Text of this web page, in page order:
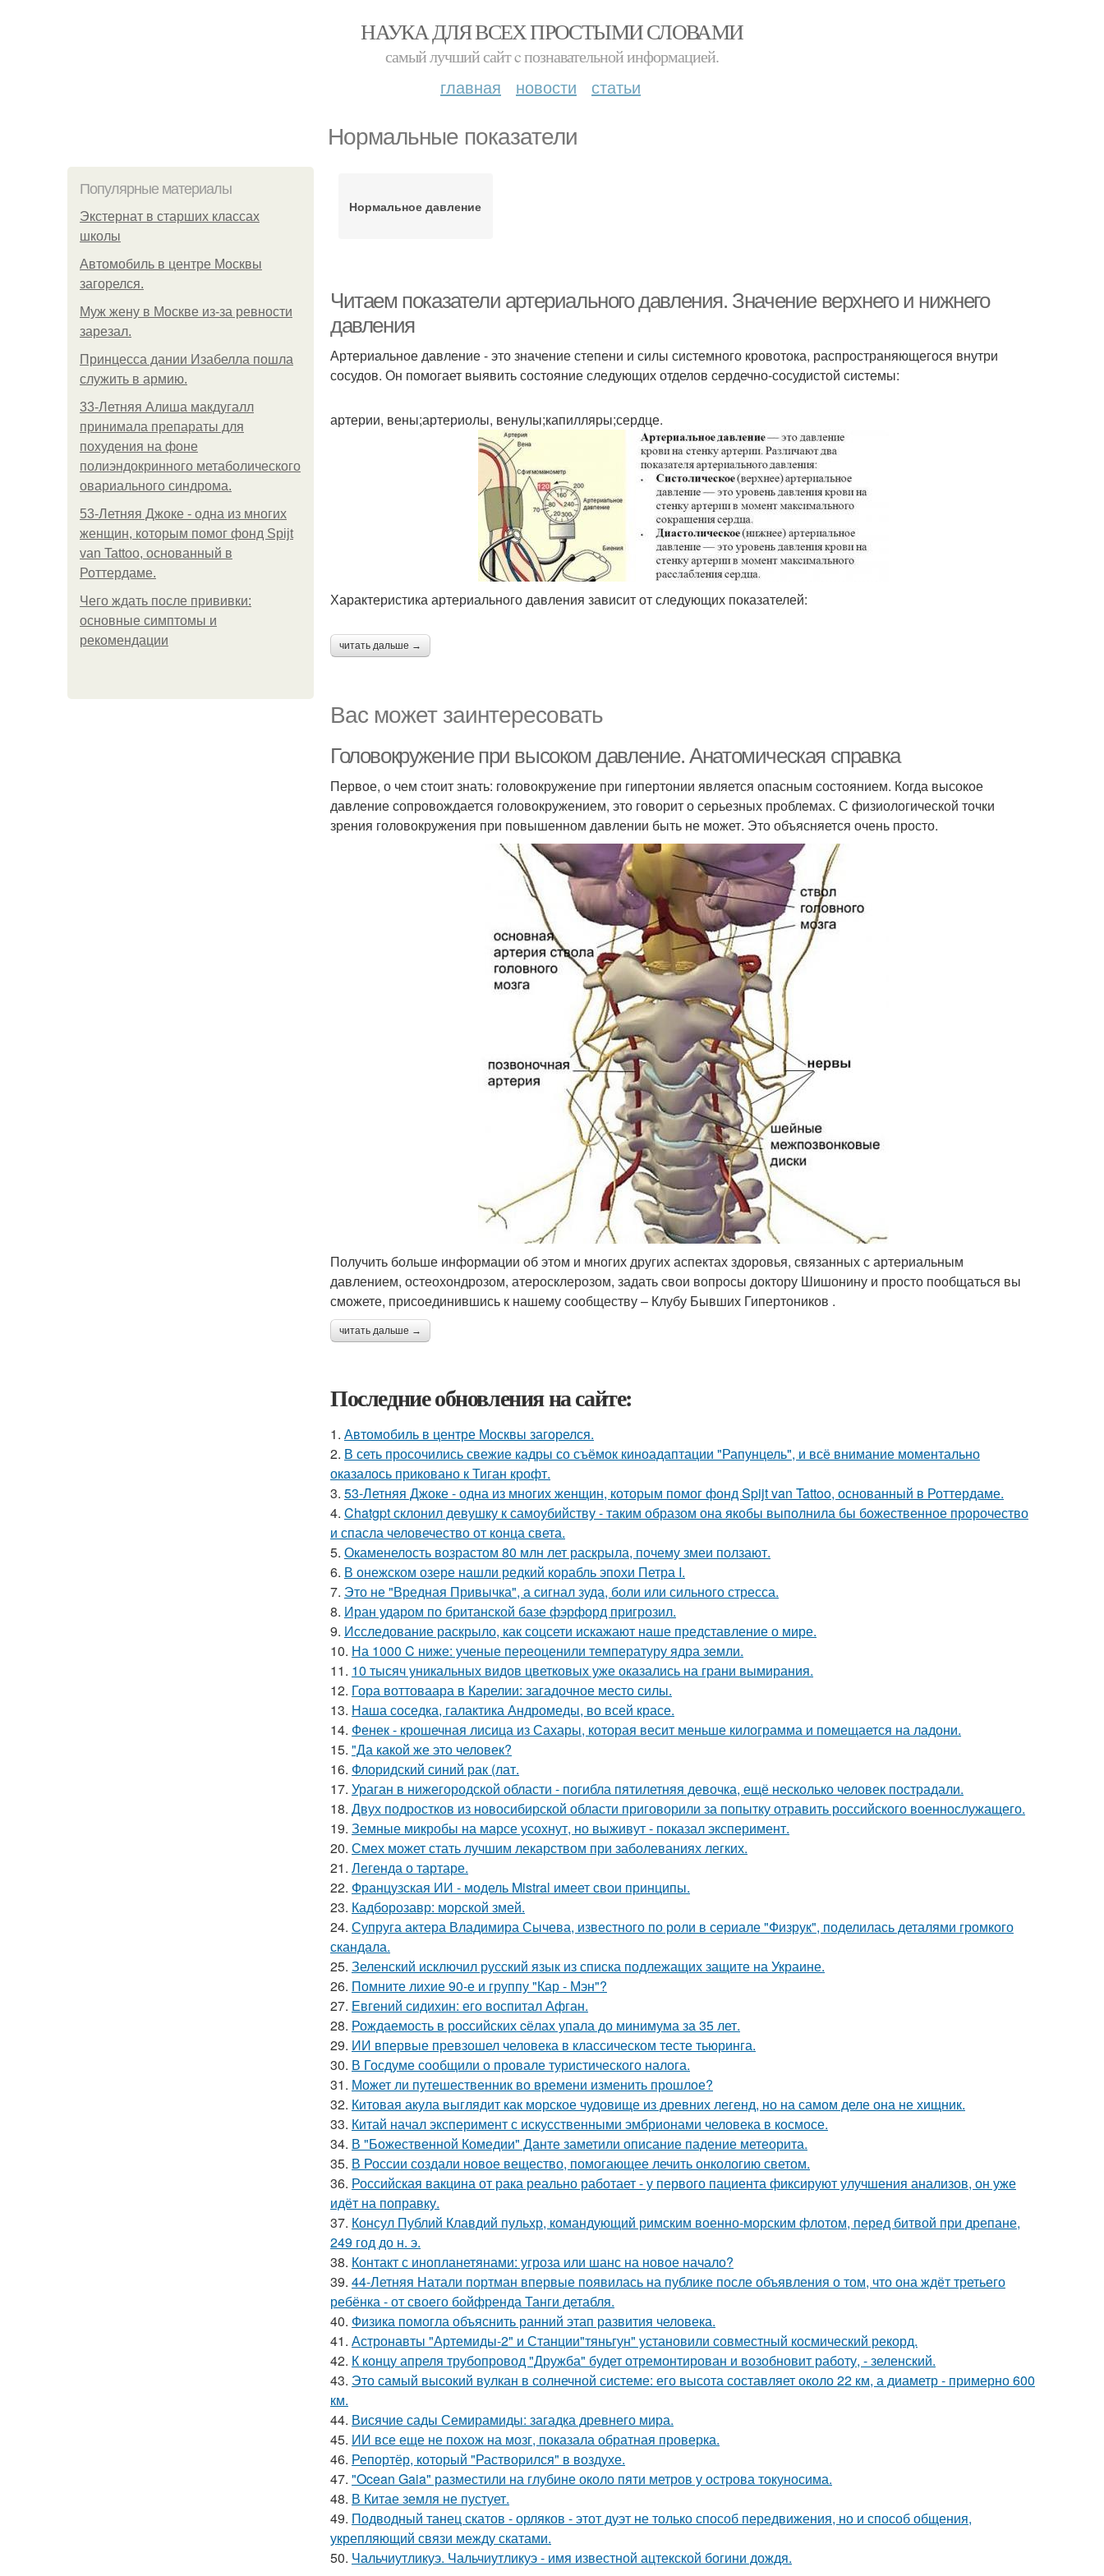
НАУКА ДЛЯ ВСЕХ ПРОСТЫМИ СЛОВАМИ
самый лучший сайт c познавательной информацией.
главная новости статьи
Нормальные показатели
Популярные материалы
Экстернат в старших классах
школы
Автомобиль в центре Москвы
загорелся.
Mуж жену в Москве из-за ревности
зарезал.
Принцесса дании Изабелла пошла
служить в армию.
33-Летняя Алиша макдугалл
принимала препараты для
похудения на фоне
полиэндокринного метаболического
овариального синдрома.
53-Летняя Джоке - одна из многих
женщин, которым помог фонд Spijt
van Tattoo, основанный в
Роттердаме.
Чего ждать после прививки:
основные симптомы и
рекомендации
Нормальное давление
Читаем показатели артериального давления. Значение верхнего и нижнего
давления
Артериальное давление - это значение степени и силы системного кровотока, распространяющегося внутри
сосудов. Он помогает выявить состояние следующих отделов сердечно-сосудистой системы:
артерии, вены;артериолы, венулы;капилляры;сердце.
Характеристика артериального давления зависит от следующих показателей:
читать дальше →
Вас может заинтересовать
Головокружение при высоком давление. Анатомическая справка
Первое, о чем стоит знать: головокружение при гипертонии является опасным состоянием. Когда высокое
давление сопровождается головокружением, это говорит о серьезных проблемах. С физиологической точки
зрения головокружения при повышенном давлении быть не может. Это объясняется очень просто.
Получить больше информации об этом и многих других аспектах здоровья, связанных с артериальным
давлением, остеохондрозом, атеросклерозом, задать свои вопросы доктору Шишонину и просто пообщаться вы
сможете, присоединившись к нашему сообществу – Клубу Бывших Гипертоников .
читать дальше →
Последние обновления на сайте:
1. Автомобиль в центре Москвы загорелся.
2. В сеть просочились свежие кадры со съёмок киноадаптации "Рапунцель", и всё внимание моментально
оказалось приковано к Тиган крофт.
3. 53-Летняя Джоке - одна из многих женщин, которым помог фонд Spijt van Tattoo, основанный в Роттердаме.
4. Chatgpt склонил девушку к самоубийству - таким образом она якобы выполнила бы божественное пророчество
и спасла человечество от конца света.
5. Окаменелость возрастом 80 млн лет раскрыла, почему змеи ползают.
6. В онежском озере нашли редкий корабль эпохи Петра I.
7. Это не "Вредная Привычка", а сигнал зуда, боли или сильного стресса.
8. Иран ударом по британской базе фэрфорд пригрозил.
9. Исследование раскрыло, как соцсети искажают наше представление о мире.
10. На 1000 C ниже: ученые переоценили температуру ядра земли.
11. 10 тысяч уникальных видов цветковых уже оказались на грани вымирания.
12. Гора воттоваара в Карелии: загадочное место силы.
13. Наша соседка, галактика Андромеды, во всей красе.
14. Фенек - крошечная лисица из Сахары, которая весит меньше килограмма и помещается на ладони.
15. "Да какой же это человек?
16. Флоридский синий рак (лат.
17. Ураган в нижегородской области - погибла пятилетняя девочка, ещё несколько человек пострадали.
18. Двух подростков из новосибирской области приговорили за попытку отравить российского военнослужащего.
19. Земные микробы на марсе усохнут, но выживут - показал эксперимент.
20. Смех может стать лучшим лекарством при заболеваниях легких.
21. Легенда о тартаре.
22. Французская ИИ - модель Mistral имеет свои принципы.
23. Кадборозавр: морской змей.
24. Супруга актера Владимира Сычева, известного по роли в сериале "Физрук", поделилась деталями громкого
скандала.
25. Зеленский исключил русский язык из списка подлежащих защите на Украине.
26. Помните лихие 90-е и группу "Кар - Мэн"?
27. Евгений сидихин: его воспитал Афган.
28. Рождаемость в роcсийских cёлах упала до минимума за 35 лет.
29. ИИ впервые превзошел человека в классическом тесте тьюринга.
30. В Госдуме сообщили о провале туристического налога.
31. Может ли путешественник во времени изменить прошлое?
32. Китовая акула выглядит как морское чудовище из древних легенд, но на самом деле она не хищник.
33. Китай начал эксперимент с искусственными эмбрионами человека в космосе.
34. В "Божественной Комедии" Данте заметили описание падение метеорита.
35. В России создали новое вещество, помогающее лечить онкологию светом.
36. Российская вакцина от рака реально работает - у первого пациента фиксируют улучшения анализов, он уже
идёт на поправку.
37. Консул Публий Клавдий пульхр, командующий римским военно-морским флотом, перед битвой при дрепане,
249 год до н. э.
38. Контакт с инопланетянами: угроза или шанс на новое начало?
39. 44-Летняя Натали портман впервые появилась на публике после объявления о том, что она ждёт третьего
ребёнка - от своего бойфренда Танги детабля.
40. Физика помогла объяснить ранний этап развития человека.
41. Астронавты "Артемиды-2" и Станции"тяньгун" установили совместный космический рекорд.
42. К концу апреля трубопровод "Дружба" будет отремонтирован и возобновит работу, - зеленский.
43. Это самый высокий вулкан в солнечной системе: его высота составляет около 22 км, а диаметр - примерно 600
км.
44. Висячие сады Семирамиды: загадка древнего мира.
45. ИИ все еще не похож на мозг, показала обратная проверка.
46. Репортёр, который "Растворился" в воздухе.
47. "Ocean Gaia" разместили на глубине около пяти метров у острова токуносима.
48. В Китае земля не пустует.
49. Подводный танец скатов - орляков - этот дуэт не только способ передвижения, но и способ общения,
укрепляющий связи между скатами.
50. Чальчиутликуэ. Чальчиутликуэ - имя известной ацтекской богини дождя.